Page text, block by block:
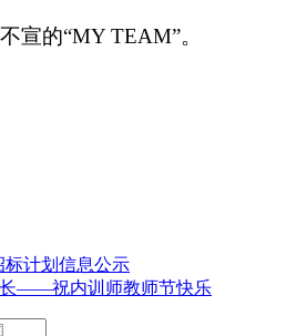
宣的“MY TEAM”。
标计划信息公示
——祝内训师教师节快乐